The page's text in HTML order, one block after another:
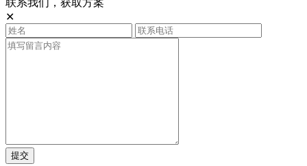
联系我们，获取方案
✕
提交